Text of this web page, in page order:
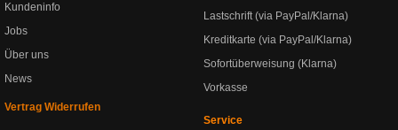
Kundeninfo
Jobs
Über uns
News
Vertrag Widerrufen
Lastschrift (via PayPal/Klarna)
Kreditkarte (via PayPal/Klarna)
Sofortüberweisung (Klarna)
Vorkasse
Service